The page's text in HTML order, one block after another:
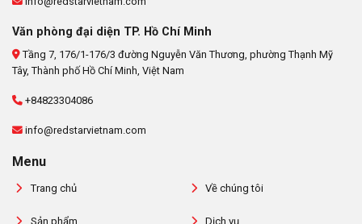
Văn phòng đại diện TP. Hồ Chí Minh
Tầng 7, 176/1-176/3 đường Nguyễn Văn Thương, phường Thạnh Mỹ
Tây, Thành phố Hồ Chí Minh, Việt Nam
+84823304086
info@redstarvietnam.com
Menu
Trang chủ Về chúng tôi
Sản phẩm Dịch vụ